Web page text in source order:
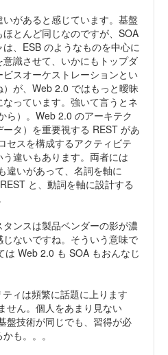
があると感じています。基盤
とんど同じなのですが、SOA
、ESB のようなものを中心に
識させて、いかにもトップダ
スオーケストレーションとい
が、Web 2.0 ではもっと曖昧
っています。強いて言うとネ
ら）。Web 2.0 のアーキテク
タ）を重要視する REST があ
セスを構成するアクティビテ
違いもあります。両者には
違いがあって、名詞を軸に
と、動詞を軸に設計する
ンスは製品ベンダーの影が濃
ないですね。そういう意味で
は Web 2.0 も SOA もおんなじ
ィは頻繁に話題に上ります
せん。個人をあまり見ない
盤技術が同じでも、習得が必
も。。。